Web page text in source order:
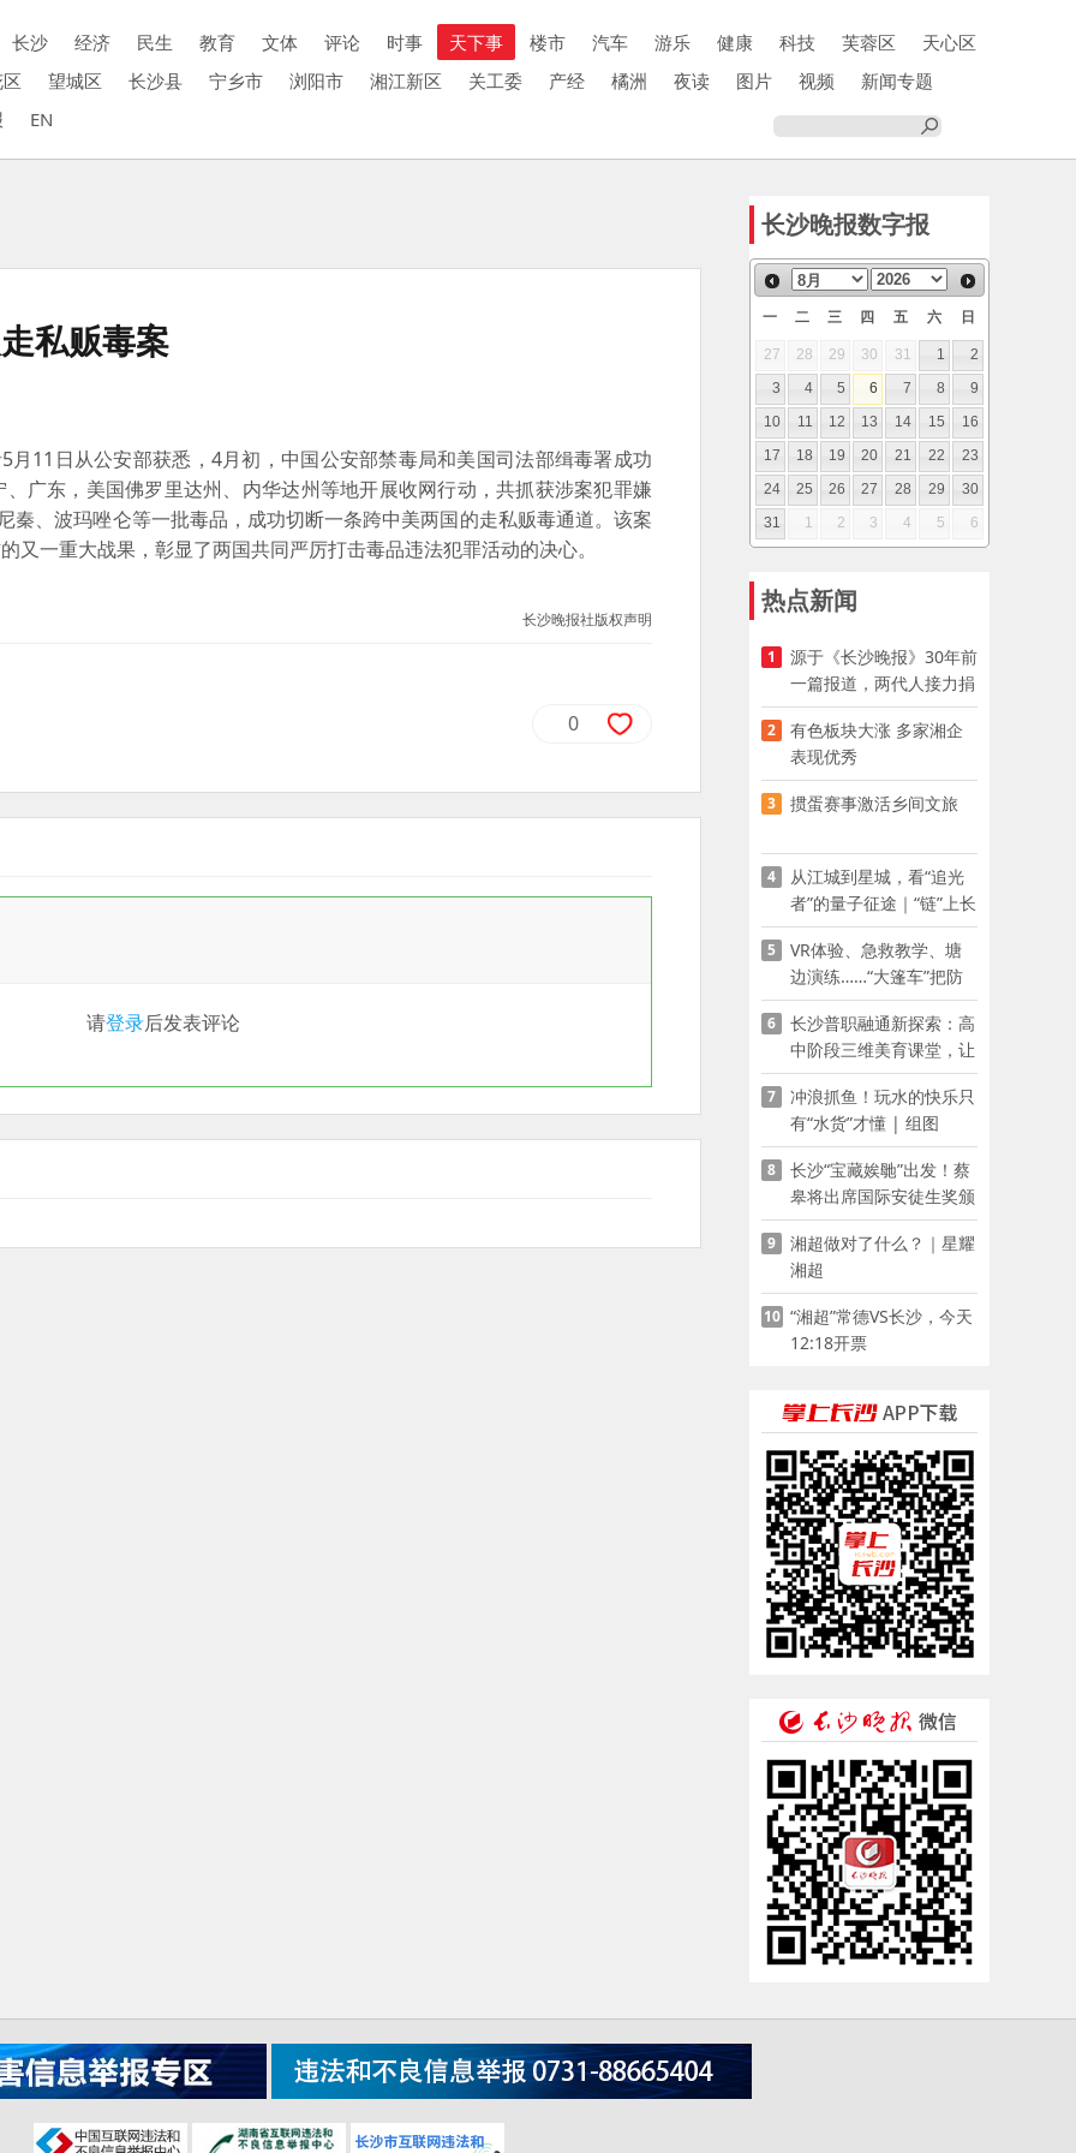
长沙 经济 民生 教育 文体 评论 时事 天下事 楼市 汽车 游乐 健康 科技 芙蓉区
天心区
望城区 长沙县 宁乡市 浏阳市 湘江新区 关工委 产经 橘洲 夜读 图片 视频
新闻专题
EN
私贩毒案
日从公安部获悉，4月初，中国公安部禁毒局和美国司法部缉毒署成功
广东，美国佛罗里达州、内华达州等地开展收网行动，共抓获涉案犯罪嫌
秦、波玛唑仑等一批毒品，成功切断一条跨中美两国的走私贩毒通道。该案
又一重大战果，彰显了两国共同严厉打击毒品违法犯罪活动的决心。
长沙晚报社版权声明
0
请登录后发表评论
长沙晚报数字报
一 二 三 四 五 六 日
27 28 29 30 31 1
2
3
4 5 6 7 8
9
10
11 12 13 14 15
16
17
18 19 20 21 22
23
24
25 26 27 28 29
30
31
1 2 3 4 5 6
热点新闻
1
源于《长沙晚报》30年前
一篇报道，两代人接力捐
资助学
2
有色板块大涨 多家湘企
表现优秀
3 掼蛋赛事激活乡间文旅
4
从江城到星城，看“追光
者”的量子征途｜“链”上长
沙 “才”够硬核
5
VR体验、急救教学、塘
边演练……“大篷车”把防
溺水课堂搬到乡村青少年
家门口
6
长沙普职融通新探索：高
中阶段三维美育课堂，让
少年向美而生
7
冲浪抓鱼！玩水的快乐只
有“水货”才懂 | 组图
8
长沙“宝藏娭毑”出发！蔡
皋将出席国际安徒生奖颁
奖典礼并领奖
9
湘超做对了什么？｜星耀
湘超
10 “湘超”常德VS长沙，今天
12:18开票